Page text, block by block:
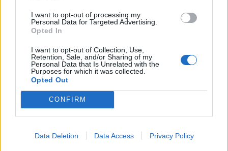
I want to opt-out of processing my
Personal Data for Targeted Advertising.
Opted In
I want to opt-out of Collection, Use,
Retention, Sale, and/or Sharing of my
Personal Data that Is Unrelated with the
Purposes for which it was collected.
Opted Out
CONFIRM
Data Deletion Data Access Privacy Policy
ΡΟΗ ΕΙΔΗΣΕΩΝ
SHOWBIZ
«Μια γοργόνα στην Κρήτη» -
Αποθεώθηκε η Παπουτσάκη!
Μαγνήτισε τα βλέμματα με το
καλλίγραμμο κορμί της
SHOWBIZ